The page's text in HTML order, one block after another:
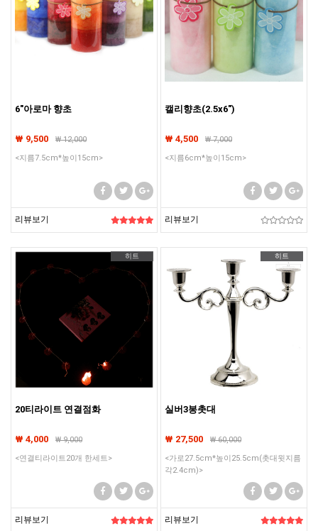
6"아로마 향초
₩ 9,500 ₩12,000
<지름7.5cm*높이15cm>
리뷰보기
캘리향초(2.5x6")
₩ 4,500 ₩7,000
<지름6cm*높이15cm>
리뷰보기
히트
20티라이트 연결점화
₩ 4,000 ₩9,000
<연결티라이트20개 한세트>
리뷰보기
히트
실버3봉촛대
₩ 27,500 ₩60,000
<가로27.5cm*높이25.5cm(촛대윗지름
각2.4cm)>
리뷰보기